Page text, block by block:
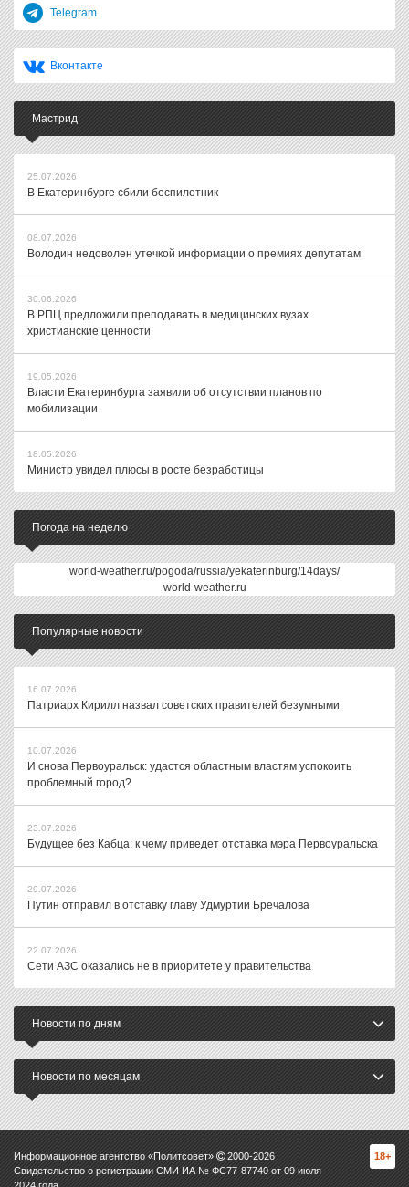
Telegram
Вконтакте
Мастрид
25.07.2026
В Екатеринбурге сбили беспилотник
08.07.2026
Володин недоволен утечкой информации о премиях депутатам
30.06.2026
В РПЦ предложили преподавать в медицинских вузах
христианские ценности
19.05.2026
Власти Екатеринбурга заявили об отсутствии планов по
мобилизации
18.05.2026
Министр увидел плюсы в росте безработицы
Погода на неделю
world-weather.ru/pogoda/russia/yekaterinburg/14days/
world-weather.ru
Популярные новости
16.07.2026
Патриарх Кирилл назвал советских правителей безумными
10.07.2026
И снова Первоуральск: удастся областным властям успокоить
проблемный город?
23.07.2026
Будущее без Кабца: к чему приведет отставка мэра Первоуральска
29.07.2026
Путин отправил в отставку главу Удмуртии Бречалова
22.07.2026
Сети АЗС оказались не в приоритете у правительства
Новости по дням
Новости по месяцам
Информационное агентство «Политсовет» 2000-2026
Свидетельство о регистрации СМИ ИА № ФС77-87740 от 09 июля
18+